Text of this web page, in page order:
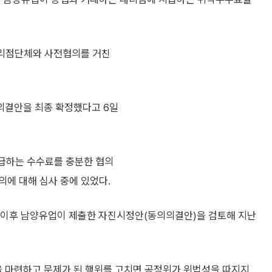
점단체와 사전협의를 거친
결안을 최종 확정했다고 6일
는 수수료를 충분한 협의
에 대해 심사 중에 있었다.
후 남양유업이 제출한 자진시정안(동의의결안)을 검토해 지난
련하고 문제가 된 행위를 고치면 공정위가 위법성을 따지지